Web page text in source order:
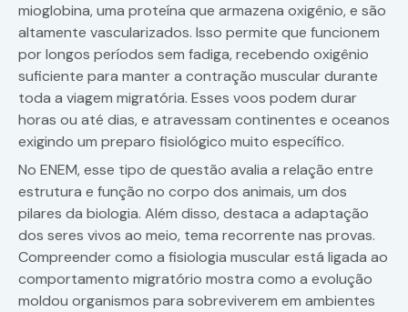
mioglobina, uma proteína que armazena oxigênio, e são
altamente vascularizados. Isso permite que funcionem
por longos períodos sem fadiga, recebendo oxigênio
suficiente para manter a contração muscular durante
toda a viagem migratória. Esses voos podem durar
horas ou até dias, e atravessam continentes e oceanos
exigindo um preparo fisiológico muito específico.
No ENEM, esse tipo de questão avalia a relação entre
estrutura e função no corpo dos animais, um dos
pilares da biologia. Além disso, destaca a adaptação
dos seres vivos ao meio, tema recorrente nas provas.
Compreender como a fisiologia muscular está ligada ao
comportamento migratório mostra como a evolução
moldou organismos para sobreviverem em ambientes